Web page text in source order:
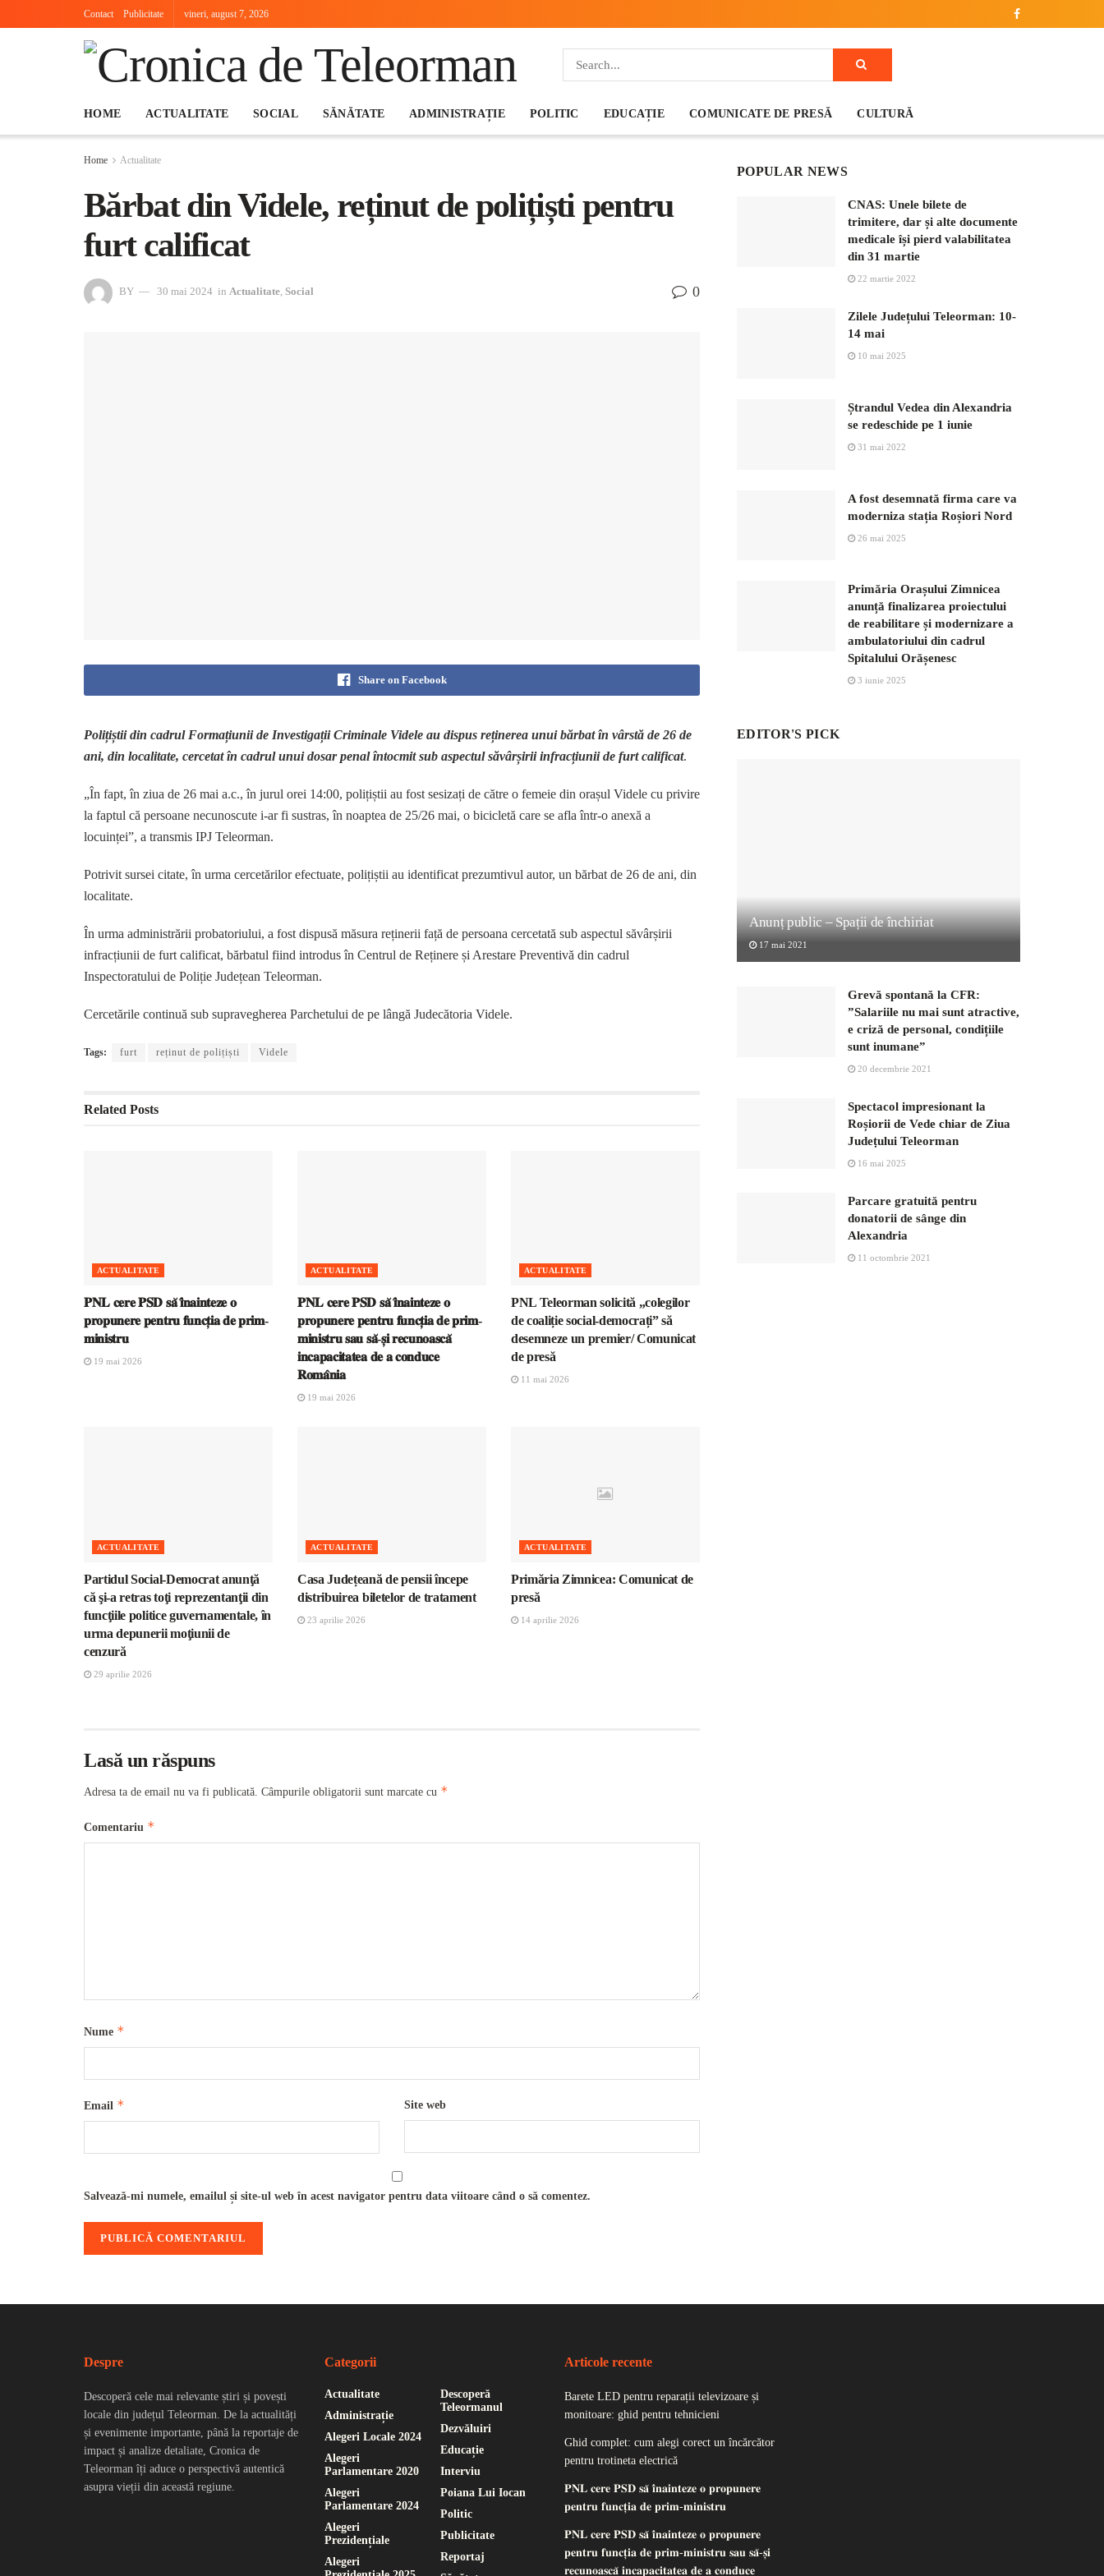
Contact Publicitate vineri, august 7, 2026
HOME ACTUALITATE SOCIAL SĂNĂTATE ADMINISTRAȚIE POLITIC EDUCAȚIE COMUNICATE DE PRESĂ CULTURĂ
Home Actualitate
Bărbat din Videle, reținut de polițiști pentru
furt calificat
BY 30 mai 2024 in Actualitate, Social 0
Share on Facebook
Polițiștii din cadrul Formațiunii de Investigații Criminale Videle au dispus reținerea unui bărbat în vârstă de 26 de
ani, din localitate, cercetat în cadrul unui dosar penal întocmit sub aspectul săvârșirii infracțiunii de furt calificat.
„În fapt, în ziua de 26 mai a.c., în jurul orei 14:00, polițiștii au fost sesizați de către o femeie din orașul Videle cu privire
la faptul că persoane necunoscute i-ar fi sustras, în noaptea de 25/26 mai, o bicicletă care se afla într-o anexă a
locuinței”, a transmis IPJ Teleorman.
Potrivit sursei citate, în urma cercetărilor efectuate, polițiștii au identificat prezumtivul autor, un bărbat de 26 de ani, din
localitate.
În urma administrării probatoriului, a fost dispusă măsura reținerii față de persoana cercetată sub aspectul săvârșirii
infracțiunii de furt calificat, bărbatul fiind introdus în Centrul de Reținere și Arestare Preventivă din cadrul
Inspectoratului de Poliție Județean Teleorman.
Cercetările continuă sub supravegherea Parchetului de pe lângă Judecătoria Videle.
Tags: furt reținut de polițiști Videle
Related Posts
ACTUALITATE
𝐏𝐍𝐋 𝐜𝐞𝐫𝐞 𝐏𝐒𝐃 𝐬𝐚̆ 𝐢̂𝐧𝐚𝐢𝐧𝐭𝐞𝐳𝐞 𝐨
𝐩𝐫𝐨𝐩𝐮𝐧𝐞𝐫𝐞 𝐩𝐞𝐧𝐭𝐫𝐮 𝐟𝐮𝐧𝐜𝐭̦𝐢𝐚 𝐝𝐞 𝐩𝐫𝐢𝐦-
𝐦𝐢𝐧𝐢𝐬𝐭𝐫𝐮
19 mai 2026
ACTUALITATE
𝐏𝐍𝐋 𝐜𝐞𝐫𝐞 𝐏𝐒𝐃 𝐬𝐚̆ 𝐢̂𝐧𝐚𝐢𝐧𝐭𝐞𝐳𝐞 𝐨
𝐩𝐫𝐨𝐩𝐮𝐧𝐞𝐫𝐞 𝐩𝐞𝐧𝐭𝐫𝐮 𝐟𝐮𝐧𝐜𝐭̦𝐢𝐚 𝐝𝐞 𝐩𝐫𝐢𝐦-
𝐦𝐢𝐧𝐢𝐬𝐭𝐫𝐮 𝐬𝐚𝐮 𝐬𝐚̆-𝐬̦𝐢 𝐫𝐞𝐜𝐮𝐧𝐨𝐚𝐬𝐜𝐚̆
𝐢𝐧𝐜𝐚𝐩𝐚𝐜𝐢𝐭𝐚𝐭𝐞𝐚 𝐝𝐞 𝐚 𝐜𝐨𝐧𝐝𝐮𝐜𝐞
𝐑𝐨𝐦𝐚̂𝐧𝐢𝐚
19 mai 2026
ACTUALITATE
PNL Teleorman solicită „colegilor
de coaliție social-democrați” să
desemneze un premier/ Comunicat
de presă
11 mai 2026
ACTUALITATE
Partidul Social-Democrat anunţă
că şi-a retras toţi reprezentanţii din
funcţiile politice guvernamentale, în
urma depunerii moţiunii de
cenzură
29 aprilie 2026
ACTUALITATE
Casa Județeană de pensii începe
distribuirea biletelor de tratament
23 aprilie 2026
ACTUALITATE
Primăria Zimnicea: Comunicat de
presă
14 aprilie 2026
Lasă un răspuns
Adresa ta de email nu va fi publicată. Câmpurile obligatorii sunt marcate cu *
Comentariu *
Nume *
Email * Site web
Salvează-mi numele, emailul și site-ul web în acest navigator pentru data viitoare când o să comentez.
POPULAR NEWS
CNAS: Unele bilete de
trimitere, dar și alte documente
medicale își pierd valabilitatea
din 31 martie
22 martie 2022
Zilele Județului Teleorman: 10-
14 mai
10 mai 2025
Ștrandul Vedea din Alexandria
se redeschide pe 1 iunie
31 mai 2022
A fost desemnată firma care va
moderniza stația Roșiori Nord
26 mai 2025
Primăria Orașului Zimnicea
anunță finalizarea proiectului
de reabilitare și modernizare a
ambulatoriului din cadrul
Spitalului Orășenesc
3 iunie 2025
EDITOR'S PICK
Anunț public – Spații de închiriat
17 mai 2021
Grevă spontană la CFR:
”Salariile nu mai sunt atractive,
e criză de personal, condițiile
sunt inumane”
20 decembrie 2021
Spectacol impresionant la
Roșiorii de Vede chiar de Ziua
Judeṭului Teleorman
16 mai 2025
Parcare gratuită pentru
donatorii de sânge din
Alexandria
11 octombrie 2021
Despre
Descoperă cele mai relevante știri și povești
locale din județul Teleorman. De la actualități
și evenimente importante, până la reportaje de
impact și analize detaliate, Cronica de
Teleorman îți aduce o perspectivă autentică
asupra vieții din această regiune.
Categorii
Actualitate
Administrație
Alegeri Locale 2024
Alegeri
Parlamentare 2020
Alegeri
Parlamentare 2024
Alegeri
Prezidențiale
Alegeri
Descoperă
Teleormanul
Dezvăluiri
Educație
Interviu
Poiana Lui Iocan
Politic
Publicitate
Reportaj
Articole recente
Barete LED pentru reparații televizoare și
monitoare: ghid pentru tehnicieni
Ghid complet: cum alegi corect un încărcător
pentru trotineta electrică
𝐏𝐍𝐋 𝐜𝐞𝐫𝐞 𝐏𝐒𝐃 𝐬𝐚̆ 𝐢̂𝐧𝐚𝐢𝐧𝐭𝐞𝐳𝐞 𝐨 𝐩𝐫𝐨𝐩𝐮𝐧𝐞𝐫𝐞
𝐩𝐞𝐧𝐭𝐫𝐮 𝐟𝐮𝐧𝐜𝐭̦𝐢𝐚 𝐝𝐞 𝐩𝐫𝐢𝐦-𝐦𝐢𝐧𝐢𝐬𝐭𝐫𝐮
𝐏𝐍𝐋 𝐜𝐞𝐫𝐞 𝐏𝐒𝐃 𝐬𝐚̆ 𝐢̂𝐧𝐚𝐢𝐧𝐭𝐞𝐳𝐞 𝐨 𝐩𝐫𝐨𝐩𝐮𝐧𝐞𝐫𝐞
𝐩𝐞𝐧𝐭𝐫𝐮 𝐟𝐮𝐧𝐜𝐭̦𝐢𝐚 𝐝𝐞 𝐩𝐫𝐢𝐦-𝐦𝐢𝐧𝐢𝐬𝐭𝐫𝐮 𝐬𝐚𝐮 𝐬𝐚̆-𝐬̦𝐢
𝐫𝐞𝐜𝐮𝐧𝐨𝐚𝐬𝐜𝐚̆ 𝐢𝐧𝐜𝐚𝐩𝐚𝐜𝐢𝐭𝐚𝐭𝐞𝐚 𝐝𝐞 𝐚 𝐜𝐨𝐧𝐝𝐮𝐜𝐞